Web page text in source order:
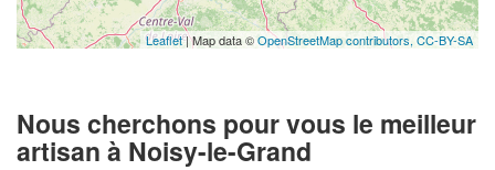
Leaflet| Map data ©OpenStreetMap contributors, CC-BY-SA
Nous cherchons pour vous le meilleur
artisan à Noisy-le-Grand